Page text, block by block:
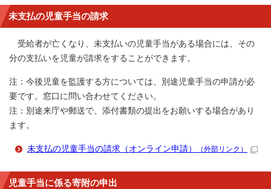
未支払の児童手当の請求
受給者が亡くなり、未支払いの児童手当がある場合には、その
分の支払いを児童が請求をすることができます。
注：今後児童を監護する方については、別途児童手当の申請が必
要です。窓口に問い合わせてください。
注：別途来庁や郵送で、添付書類の提出をお願いする場合があり
ます。
未支払の児童手当の請求（オンライン申請） （外部リンク）
児童手当に係る寄附の申出